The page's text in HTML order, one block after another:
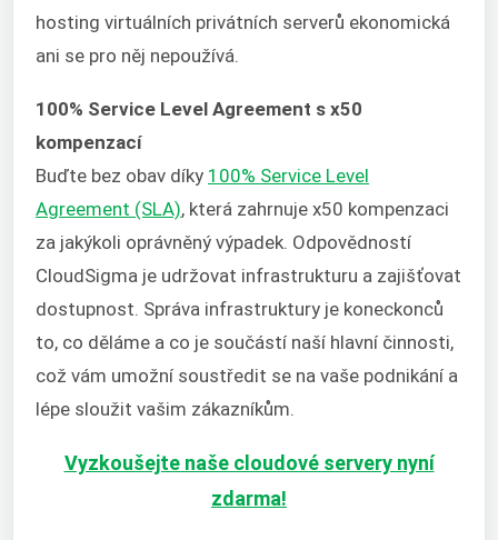
hosting virtuálních privátních serverů ekonomická
ani se pro něj nepoužívá.
100% Service Level Agreement s x50
kompenzací
Buďte bez obav díky 100% Service Level
Agreement (SLA), která zahrnuje x50 kompenzaci
za jakýkoli oprávněný výpadek. Odpovědností
CloudSigma je udržovat infrastrukturu a zajišťovat
dostupnost. Správa infrastruktury je koneckonců
to, co děláme a co je součástí naší hlavní činnosti,
což vám umožní soustředit se na vaše podnikání a
lépe sloužit vašim zákazníkům.
Vyzkoušejte naše cloudové servery nyní
zdarma!